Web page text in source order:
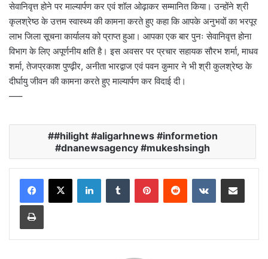
सेवानिवृत्त होने पर माल्यार्पण कर एवं शॉल ओढ़ाकर सम्मानित किया। उन्होंने श्री
कृलश्रेष्ठ के उत्तम स्वास्थ्य की कामना करते हुए कहा कि आपके अनुभवों का भरपूर
लाभ जिला सूचना कार्यालय को प्राप्त हुआ। आपका एक बार पुनः सेवानिवृत्त होना
विभाग के लिए अपूर्णनीय क्षति है। इस अवसर पर प्रचार सहायक सौरभ शर्मा, माधव
शर्मा, तेजप्रकाश पुण्ढ़ीर, अनीता भारद्वाज एवं पवन कुमार ने भी श्री कुलश्रेष्ठ के
दीर्घायु जीवन की कामना करते हुए माल्यार्पण कर विदाई दी।
—–
#hilight #aligarhnews #informetion
#dnanewsagency #mukeshsingh